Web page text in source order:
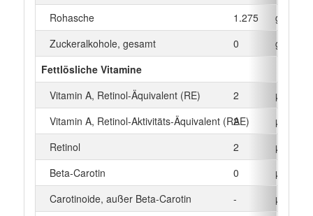
Rohasche
1.275
g
Zuckeralkohole, gesamt
0
g
Fettlösliche Vitamine
Vitamin A, Retinol-Äquivalent (RE)
2
µg
Vitamin A, Retinol-Aktivitäts-Äquivalent (RAE)
2
µg
Retinol
2
µg
Beta‑Carotin
0
µg
Carotinoide, außer Beta-Carotin
-
µg